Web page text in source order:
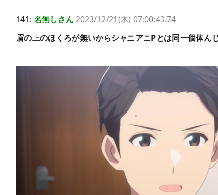
141: 名無しさん 2023/12/21(木) 07:00:43.74
眉の上のほくろが無いからシャニアニPとは同一個体ん